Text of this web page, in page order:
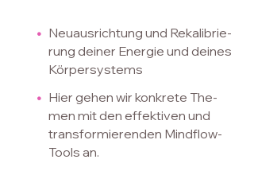
• Neuausrichtung und Rekalibrie-
rung deiner Energie und deines
Körpersystems
• Hier gehen wir konkrete The-
men mit den effektiven und
transformierenden Mindflow-
Tools an.